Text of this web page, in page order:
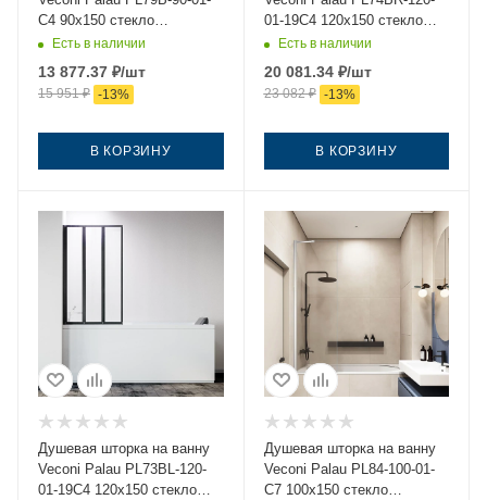
C4 90х150 стекло
прозрачное профиль
черный ориентация
универсальная
Есть в наличии
13 877.37 ₽/шт
15 951₽ -13%
В КОРЗИНУ
01-19C4 120х150 стекло
прозрачное профиль
черный ориентация правая
Есть в наличии
20 081.34₽/шт
23 082₽ -13%
В КОРЗИНУ
Душевая шторка на ванну
Veconi Palau PL73BL-120-
01-19C4 120х150 стекло
Душевая шторка на ванну
Veconi Palau PL84-100-01-
C7 100х150 стекло